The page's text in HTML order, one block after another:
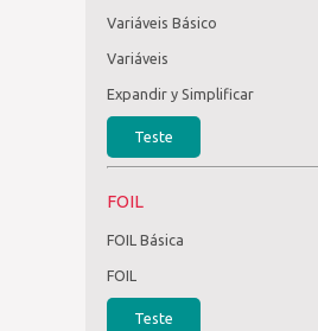
Variáveis Básico
Variáveis
Expandir y Simplificar
Teste
FOIL
FOIL Básica
FOIL
Teste